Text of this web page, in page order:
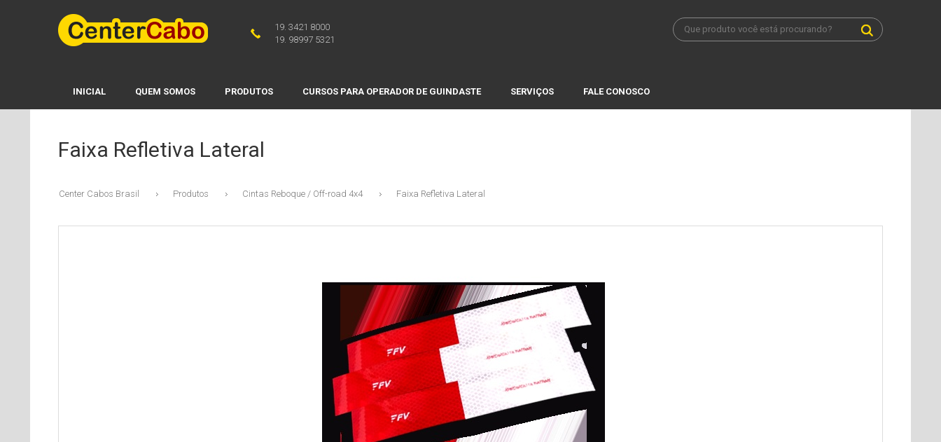
19. 3421 8000
19. 98997 5321
INICIAL QUEM SOMOS PRODUTOS CURSOS PARA OPERADOR DE GUINDASTE SERVIÇOS FALE CONOSCO
Faixa Refletiva Lateral
Center Cabos Brasil Produtos Cintas Reboque / Off-road 4x4 Faixa Refletiva Lateral